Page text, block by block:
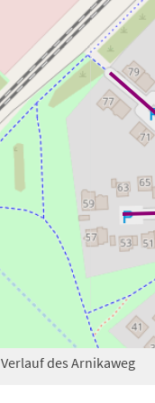
Verlauf des Arnikaweg